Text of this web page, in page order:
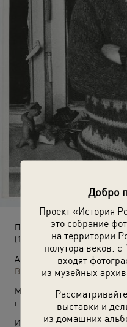
Добро
Проект «История
это собрание
на территории
полутора веков: с
входят
из музейных
выставки и
из домашних
Поэт Виктор Соснора
(1989 год)
Автор:
Владимир Богданов
Место съемки:
г. Ленинград
Источники: